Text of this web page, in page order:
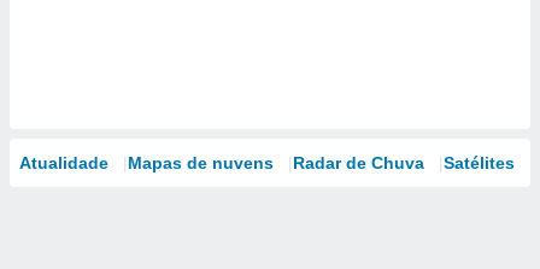
Atualidade Mapas de nuvens Radar de Chuva Satélites